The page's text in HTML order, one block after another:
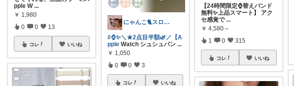
pple W ...
￥ 1,980
0 0 13
コレ いいね
にゃんこ🐈スローです🐢💦
#⌚✨＼★2点目半額🌿／【A
pple Watch シュシュバン ...
￥ 1,050
0 0 3
コレ いいね
【24時間限定⌚替えバンド
無料✨上品スマート】 アク
セ感覚で ...
￥ 4,580～
1 0 315
コレ いいね